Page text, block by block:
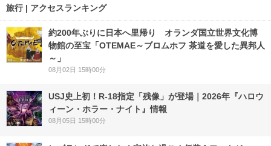
旅行 | アクセスランキング
約200年ぶりに日本へ里帰り オランダ国立世界文化博
物館の至宝「OTEMAE～ブロムホフ 茶道を愛した異邦人
～」
08月02日 15時00分
USJ史上初！R-18指定「残像」が登場｜2026年『ハロウ
ィーン・ホラー・ナイト』情報
08月05日 15時00分